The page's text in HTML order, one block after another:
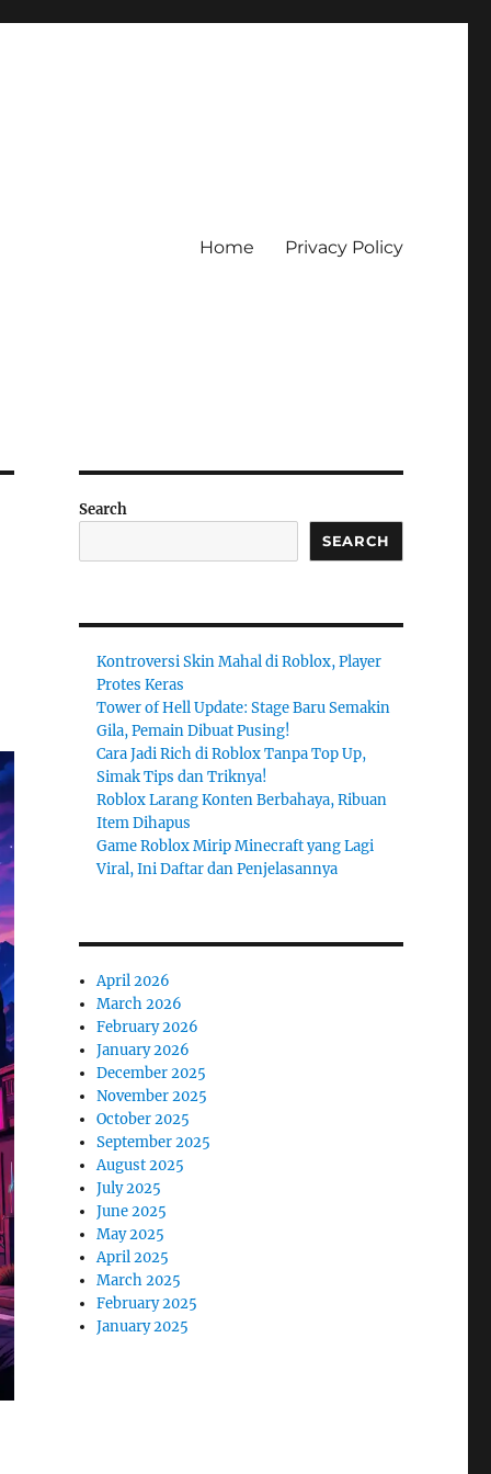
Home Privacy Policy
Search
SEARCH
Kontroversi Skin Mahal di Roblox, Player
Protes Keras
Tower of Hell Update: Stage Baru Semakin
Gila, Pemain Dibuat Pusing!
Cara Jadi Rich di Roblox Tanpa Top Up,
Simak Tips dan Triknya!
Roblox Larang Konten Berbahaya, Ribuan
Item Dihapus
Game Roblox Mirip Minecraft yang Lagi
Viral, Ini Daftar dan Penjelasannya
April 2026
March 2026
February 2026
January 2026
December 2025
November 2025
October 2025
September 2025
August 2025
July 2025
June 2025
May 2025
April 2025
March 2025
February 2025
January 2025